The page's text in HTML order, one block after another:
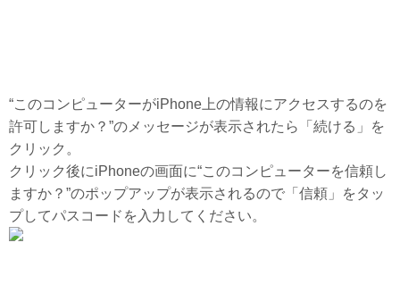
“このコンピューターがiPhone上の情報にアクセスするのを
許可しますか？”のメッセージが表示されたら「続ける」を
クリック。
クリック後にiPhoneの画面に“このコンピューターを信頼し
ますか？”のポップアップが表示されるので「信頼」をタッ
プしてパスコードを入力してください。